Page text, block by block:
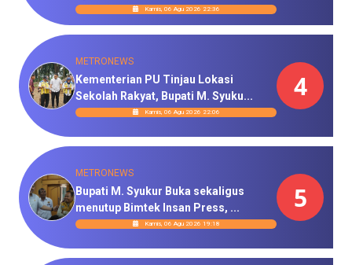
Kamis, 06 Agu 2026 22:36
METRONEWS
Kementerian PU Tinjau Lokasi
Sekolah Rakyat, Bupati M. Syuku...
Kamis, 06 Agu 2026 22:06
4
METRONEWS
Bupati M. Syukur Buka sekaligus
menutup Bimtek Insan Press, ...
Kamis, 06 Agu 2026 19:18
5